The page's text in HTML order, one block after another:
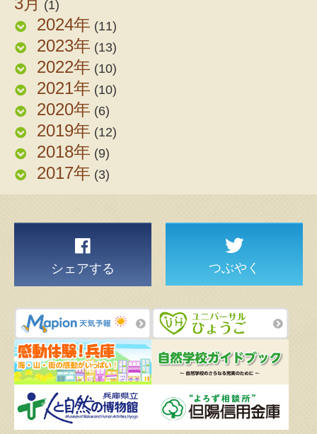
(1)
2024年 (11)
2023年 (13)
2022年 (10)
2021年 (10)
2020年 (6)
2019年 (12)
2018年 (9)
2017年 (3)
シェアする つぶやく